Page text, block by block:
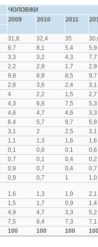
ЧОЛОВІКИ
2009 2010 2011
31,8 32,4 35
8,7 8,1 5,4
5,9
3,3 3,2 4,3
7,7
2,2 2,9 1,7
2,9
9,8 8,9 8,5
9,7
2,6 3,6 2,4
3,1
4 2,2 1,5
2,7
4,3 6,8 7,5
5,3
4,6 4,7 4,6
3,3
6,4 5,7 9,7
5,9
3,1 2 2,5
3,1
1,1 1,3 1,6
1,6
0,1 0,6 0,1
0,6
0,7 0,1 0,4
0,2
0,9 0,7 0,4
0,7
0,9 0,7 1
1,0
1,6 1,3 1,9
2,1
1,5 1,7 0,9
1,4
4,9 4,7 3,3
5,2
7,5 8,4 7,3
7,1
100 100 100